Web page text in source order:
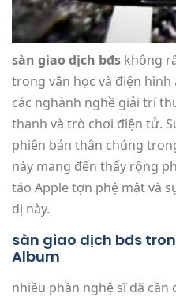
sàn giao dịch bđs không
trong văn học và điện hình
các nghành nghề giải trí
thanh và trò chơi điện tử.
phiên bản thân chúng
này mang đến thấy rộng
táo Apple tợn phệ mật và
dị này.
sàn giao dịch bđs
Album
nhiều phần nghệ sĩ đã cần